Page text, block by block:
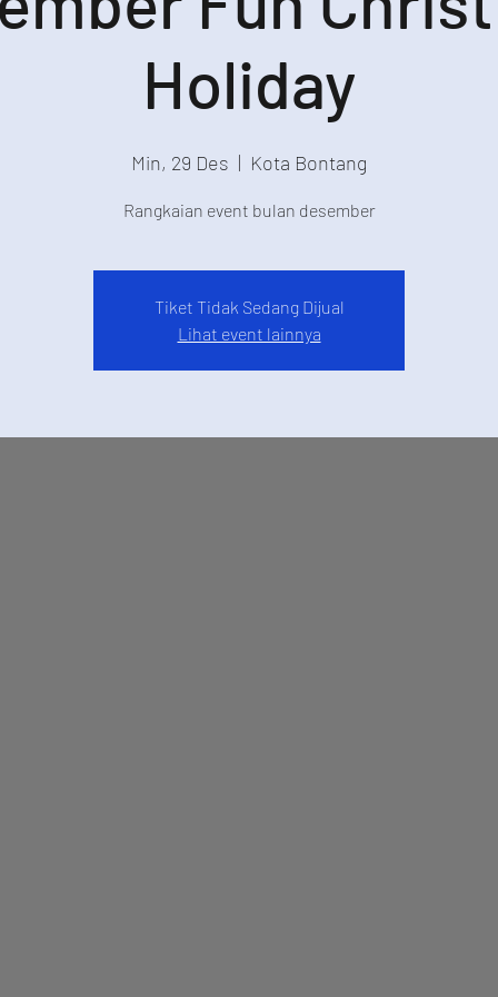
Holiday
Min, 29 Des
  |
Kota Bontang
Rangkaian event bulan desember
Tiket Tidak Sedang Dijual
Lihat event lainnya